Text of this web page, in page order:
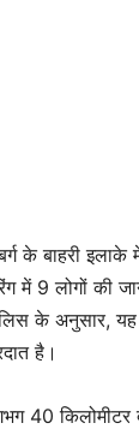
के बाहरी इलाके
में 9 लोगों की
के अनुसार,
है।
40 किलोमीटर